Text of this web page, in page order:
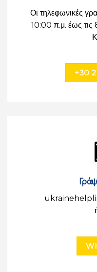
Οι τηλεφωνικές
10:00 π.μ. έως τις
+30